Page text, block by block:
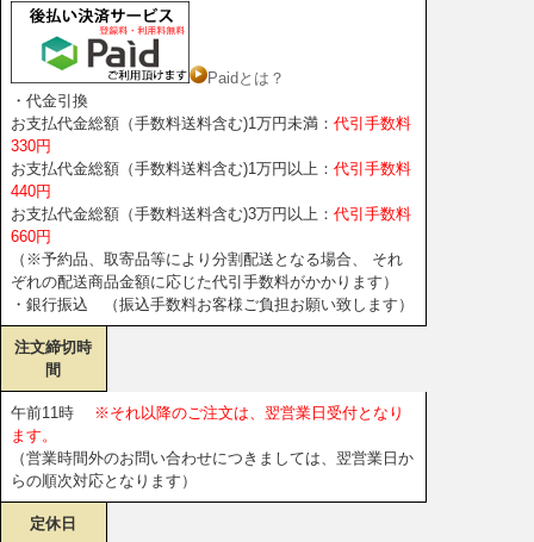
Paidとは？
・代金引換
お支払代金総額（手数料送料含む)1万円未満： 代引手数料
330円
お支払代金総額（手数料送料含む)1万円以上： 代引手数料
440円
お支払代金総額（手数料送料含む)3万円以上： 代引手数料
660円
（※予約品、取寄品等により分割配送となる場合、 それ
ぞれの配送商品金額に応じた代引手数料がかかります）
・銀行振込 （振込手数料お客様ご負担お願い致します）
注文締切時
間
午前11時
※それ以降のご注文は、翌営業日受付となり
ます。
（営業時間外のお問い合わせにつきましては、翌営業日か
らの順次対応となります）
定休日